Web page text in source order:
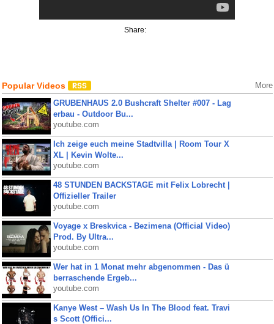
Share:
Popular Videos More
GRUBENHAUS 2.0 Bushcraft Shelter #007 - Lag
erbau - Outdoor Bu...
youtube.com
Ich zeige euch meine Stadtvilla | Room Tour X
XL | Kevin Wolte...
youtube.com
48 STUNDEN BACKSTAGE mit Felix Lobrecht |
Offizieller Trailer
youtube.com
Voyage x Breskvica - Bezimena (Official Video)
Prod. By Ultra...
youtube.com
Wer hat in 1 Monat mehr abgenommen - Das ü
berraschende Ergeb...
youtube.com
Kanye West – Wash Us In The Blood feat. Travi
s Scott (Offici...